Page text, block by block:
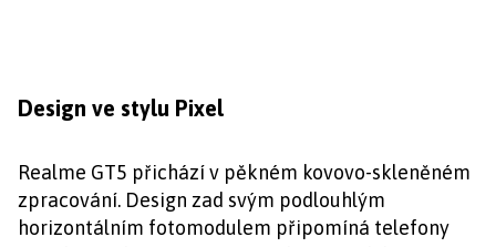
Design ve stylu Pixel
Realme GT5 přichází v pěkném kovovo-skleněném
zpracování. Design zad svým podlouhlým
horizontálním fotomodulem připomíná telefony